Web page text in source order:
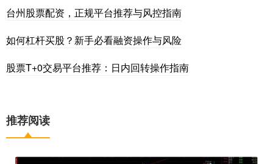
台州股票配资，正规平台推荐与风控指南
如何杠杆买股？新手必看融资操作与风险
股票T+0交易平台推荐：日内回转操作指南
推荐阅读